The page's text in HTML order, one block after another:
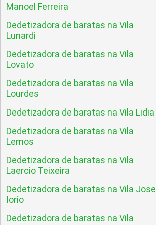
Manoel Ferreira
Dedetizadora de baratas na Vila
Lunardi
Dedetizadora de baratas na Vila
Lovato
Dedetizadora de baratas na Vila
Lourdes
Dedetizadora de baratas na Vila Lidia
Dedetizadora de baratas na Vila
Lemos
Dedetizadora de baratas na Vila
Laercio Teixeira
Dedetizadora de baratas na Vila Jose
Iorio
Dedetizadora de baratas na Vila